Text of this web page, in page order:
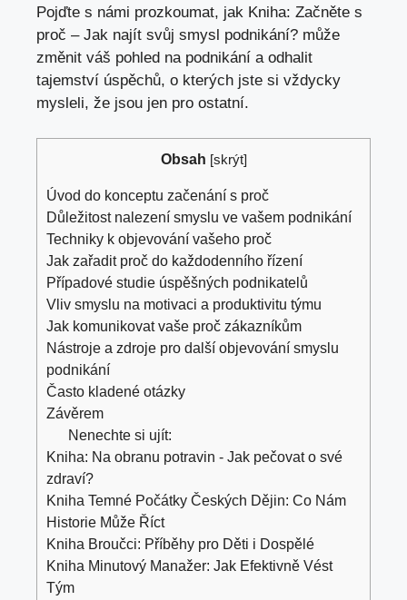
Pojďte s námi prozkoumat, jak Kniha: Začněte s
proč – Jak najít svůj smysl podnikání? může
změnit váš pohled na podnikání a odhalit
tajemství úspěchů, o kterých jste si vždycky
mysleli, že jsou jen pro ostatní.
Obsah [skrýt]
Úvod do konceptu začenání s proč
Důležitost nalezení smyslu ve vašem podnikání
Techniky k objevování vašeho proč
Jak zařadit proč do každodenního řízení
Případové studie úspěšných podnikatelů
Vliv smyslu na motivaci a produktivitu týmu
Jak komunikovat vaše proč zákazníkům
Nástroje a zdroje pro další objevování smyslu
podnikání
Často kladené otázky
Závěrem
Nenechte si ujít:
Kniha: Na obranu potravin - Jak pečovat o své
zdraví?
Kniha Temné Počátky Českých Dějin: Co Nám
Historie Může Říct
Kniha Broučci: Příběhy pro Děti i Dospělé
Kniha Minutový Manažer: Jak Efektivně Vést
Tým